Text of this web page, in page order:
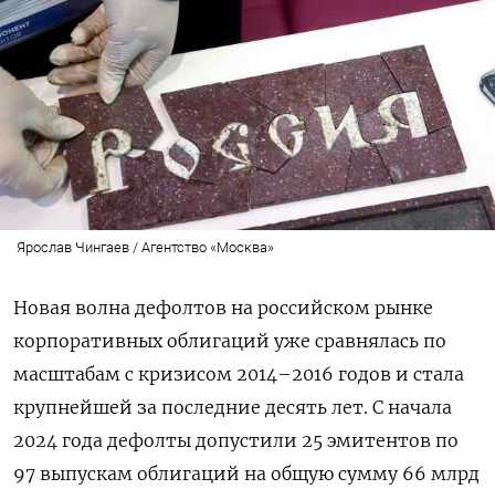
Ярослав Чингаев / Агентство «Москва»
Новая волна дефолтов на российском рынке
корпоративных облигаций уже сравнялась по
масштабам с кризисом 2014–2016 годов и стала
крупнейшей за последние десять лет. С начала
2024 года дефолты допустили 25 эмитентов по
97 выпускам облигаций на общую сумму 66 млрд